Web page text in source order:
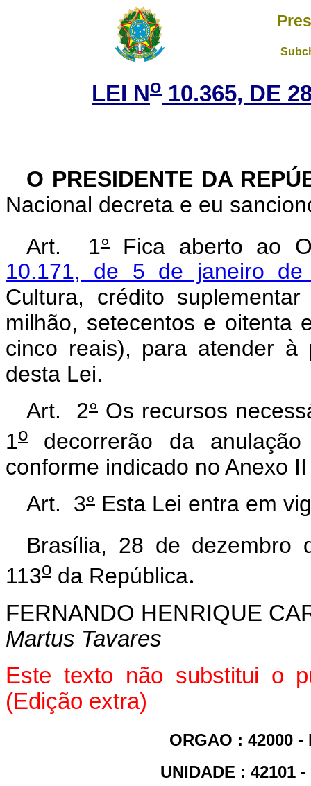
LEI No 10.365, DE
O PRESIDENTE DA
Nacional decreta e eu
Art. 1°Fica aberto ao
10.171, de 5 de janeiro de
Cultura, crédito
milhão, setecentos e oitenta
cinco reais), para atender à
desta Lei.
Art. 2° Os recursos
1o decorrerão da
conforme indicado no Anexo
Art. 3° Esta Lei entra em
Brasília, 28 de dezembro
113o da República.
FERNANDO HENRIQUE
Martus Tavares
Este texto não substitui o
(Edição extra)
ORGAO : 42000 -
UNIDADE : 42101